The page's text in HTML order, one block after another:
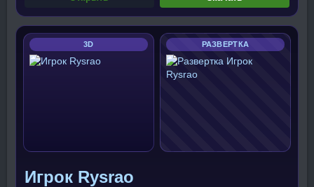
3D РАЗВЕРТКА
Игрок Rysrao